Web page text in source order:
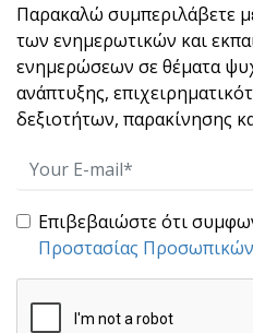
Για την
Σε έναν κόσμο που
Παρακαλώ συμπεριλάβετε
των ενημερωτικών και
ενημερώσεων σε θέματα
ανάπτυξης,
δεξιοτήτων, παρακίνησης
Επιβεβαιώστε ότι
Προστασίας